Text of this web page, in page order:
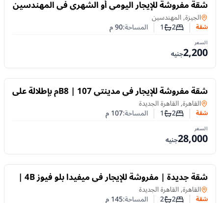
شقة مفروشة للإيجار اليومي أو الشهري في المهندسين
| غرفتان نوم
شقةفي
الجيزة, المهندسين
شقة عدد غرف النوم
2عدد الحمامات
1 المساحة:90م
السعر
2,200جنيه
للايجار شقة مفروشة للإيجار في مدينتي B8 | 107م بإطلالة على
الجاردن والبارك
شقةفي
القاهرة, القاهرة الجديدة
شقة عدد غرف النوم
2عدد الحمامات
1 المساحة:107م
السعر
28,000جنيه
للايجار شقة جديدة | مفروشة للإيجار في ميفيدا بلو فيوز 4B |
غرفتان نوم
شقةفي
القاهرة, القاهرة الجديدة
شقة 2
2 المساحة:145م